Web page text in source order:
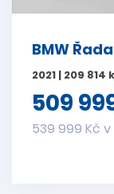
BMW
2021 | 209 814
509
539 999 Kč